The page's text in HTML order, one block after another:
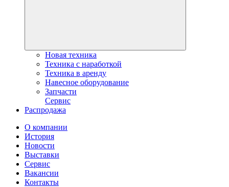
Новая техника
Техника с наработкой
Техника в аренду
Навесное оборудование
Запчасти
Сервис
Распродажа
О компании
История
Новости
Выставки
Сервис
Вакансии
Контакты